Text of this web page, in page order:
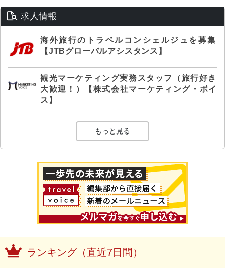
求人情報
海外旅行のトラベルコンシェルジュを募集
【JTBグローバルアシスタンス】
観光マーケティング実務スタッフ（旅行好き
大歓迎！）【株式会社マーケティング・ボイ
ス】
もっと見る
ランキング（直近7日間）